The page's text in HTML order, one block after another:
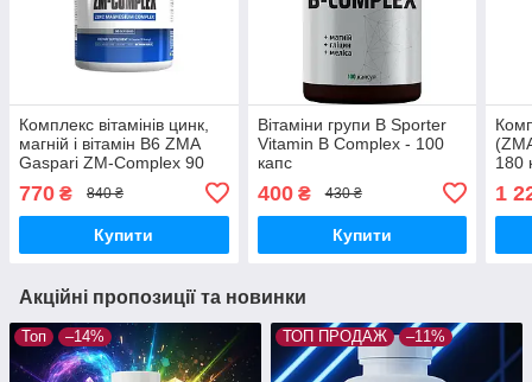
Комплекс вітамінів цинк,
магній і вітамін В6 ZMA
Gaspari ZM-Complex 90
770 ₴ 840 ₴
Купити
Вітаміни групи В Sporter
Vitamin B Complex - 100
капс
400₴ 430 ₴
Купити
180
1
Акційні пропозиції та новинки
Топ –14% ТОП ПРОДАЖ –11%